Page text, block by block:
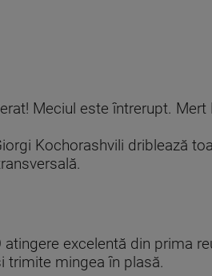
Meciul este întrerupt.
Kochorashvili driblează
atingere excelentă din prima
trimite mingea în plasă.